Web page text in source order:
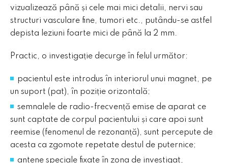
vizualizează până și cele mai mici detalii, nervi sau
structuri vasculare fine, tumori etc., putându-se astfel
depista leziuni foarte mici de până la 2 mm.
Practic, o investigație decurge în felul următor:
pacientul este introdus în interiorul unui magnet, pe
un suport (pat), în poziție orizontală;
semnalele de radio-frecvență emise de aparat ce
sunt captate de corpul pacientului și care apoi sunt
reemise (fenomenul de rezonanță), sunt percepute de
acesta ca zgomote repetate destul de puternice;
antene speciale fixate în zona de investigat,